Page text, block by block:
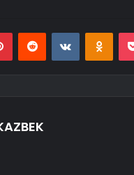
PinterestReddit VKontakte